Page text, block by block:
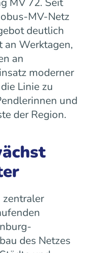
MV-Netz
deutlich
an Werktagen,
an
moderner
Linie zu
und
der Region.
zentraler
des Netzes